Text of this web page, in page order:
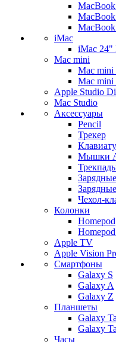
iMac
iMac 24"
Mac mini
Mac mini
Mac mini
Apple Studio
Mac Studio
Аксессуары
Pencil
Трекер
Мышки
Чехол-
Колонки
Homepod
Apple TV
Apple Vision
Смартфоны
Galaxy S
Galaxy A
Galaxy Z
Планшеты
Galaxy
Galaxy
Часы